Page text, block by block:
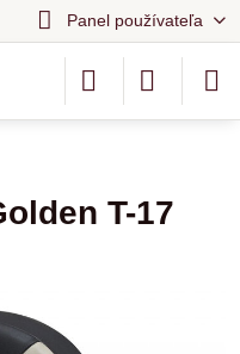
Panel používateľa
T-17